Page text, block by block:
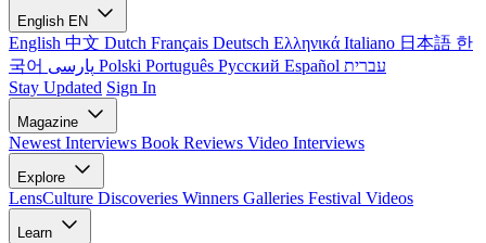
English EN
English 中文 Dutch Français Deutsch Ελληνικά Italiano 日本語 한
국어
Polski Português Русский Español עברית
Stay Updated Sign In
Magazine
Newest Interviews Book Reviews Video Interviews
Explore
LensCulture Discoveries Winners Galleries Festival Videos
Learn